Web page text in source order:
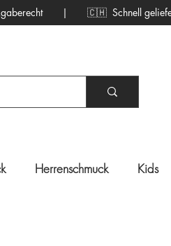
| 🇨🇭 Schnell
Herrenschmuck Kids